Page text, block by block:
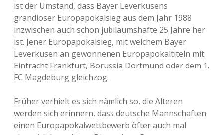
ist der Umstand, dass Bayer Leverkusens
grandioser Europapokalsieg aus dem Jahr 1988
inzwischen auch schon jubiläumshafte 25 Jahre her
ist. Jener Europapokalsieg, mit welchem Bayer
Leverkusen an gewonnenen Europapokaltiteln mit
Eintracht Frankfurt, Borussia Dortmund oder dem 1.
FC Magdeburg gleichzog.
Früher verhielt es sich nämlich so, die Älteren
werden sich erinnern, dass deutsche Mannschaften
einen Europapokalwettbewerb öfter auch mal